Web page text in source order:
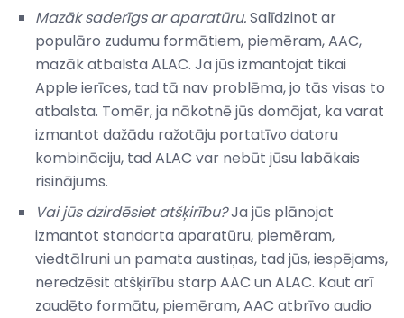
Mazāk saderīgs ar aparatūru.Salīdzinot ar
populāro zudumu formātiem, piemēram, AAC,
mazāk atbalsta ALAC. Ja jūs izmantojat tikai
Apple ierīces, tad tā nav problēma, jo tās visas to
atbalsta. Tomēr, ja nākotnē jūs domājat, ka varat
izmantot dažādu ražotāju portatīvo datoru
kombināciju, tad ALAC var nebūt jūsu labākais
risinājums.
Vai jūs dzirdēsiet atšķirību?Ja jūs plānojat
izmantot standarta aparatūru, piemēram,
viedtālruni un pamata austiņas, tad jūs, iespējams,
neredzēsit atšķirību starp AAC un ALAC. Kaut arī
zaudēto formātu, piemēram, AAC atbrīvo audio